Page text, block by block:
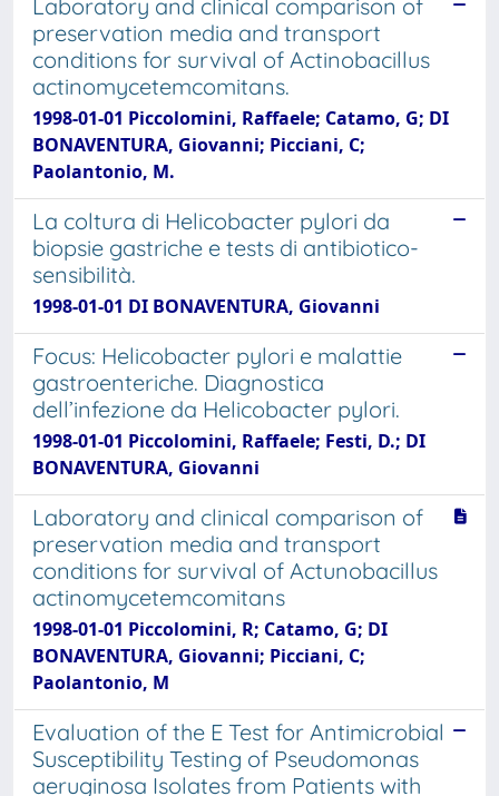
Laboratory and clinical comparison of
preservation media and transport
conditions for survival of Actinobacillus
actinomycetemcomitans.
1998-01-01 Piccolomini, Raffaele; Catamo, G; DI
BONAVENTURA, Giovanni; Picciani, C;
Paolantonio, M.
La coltura di Helicobacter pylori da
biopsie gastriche e tests di antibiotico-
sensibilità.
1998-01-01 DI BONAVENTURA, Giovanni
Focus: Helicobacter pylori e malattie
gastroenteriche. Diagnostica
dell’infezione da Helicobacter pylori.
1998-01-01 Piccolomini, Raffaele; Festi, D.; DI
BONAVENTURA, Giovanni
Laboratory and clinical comparison of
preservation media and transport
conditions for survival of Actunobacillus
actinomycetemcomitans
1998-01-01 Piccolomini, R; Catamo, G; DI
BONAVENTURA, Giovanni; Picciani, C;
Paolantonio, M
Evaluation of the E Test for Antimicrobial
Susceptibility Testing of Pseudomonas
aeruginosa Isolates from Patients with